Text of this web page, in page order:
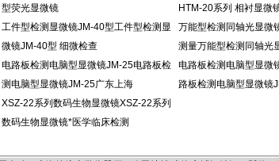
型荧光显微镜
HTM-20系列 相衬显微
工件型检测显微镜JM-40型工件型检测显
微镜JM-40型 细微检查
万能型检测同轴光显微
测量万能型检测同轴光
电路板检测电脑型显微镜JM-25电路板检
测电脑型显微镜JM-25广东上海
电路板检测电脑型显微
路板检测电脑型显微镜
XSZ-22系列数码生物显微镜XSZ-22系列
数码生物显微镜*医学临床检测